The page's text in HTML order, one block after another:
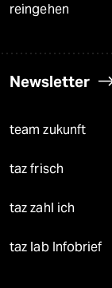
reingehen
Newsletter
team zukunft
taz frisch
taz zahl ich
taz lab Infobrief